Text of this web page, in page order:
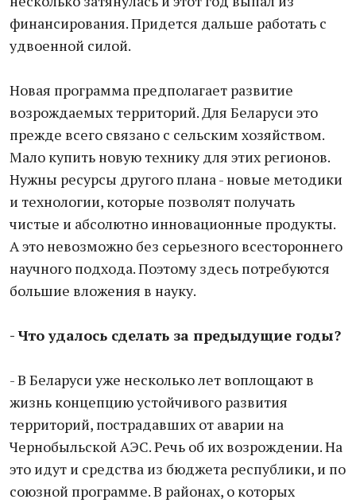
финансирования. Придется дальше работать с
удвоенной силой.
Новая программа предполагает развитие
возрождаемых территорий. Для Беларуси это
прежде всего связано с сельским хозяйством.
Мало купить новую технику для этих регионов.
Нужны ресурсы другого плана - новые методики
и технологии, которые позволят получать
чистые и абсолютно инновационные продукты.
А это невозможно без серьезного всестороннего
научного подхода. Поэтому здесь потребуются
большие вложения в науку.
- Что удалось сделать за предыдущие годы?
- В Беларуси уже несколько лет воплощают в
жизнь концепцию устойчивого развития
территорий, пострадавших от аварии на
Чернобыльской АЭС. Речь об их возрождении. На
это идут и средства из бюджета республики, и по
союзной программе. В районах, о которых